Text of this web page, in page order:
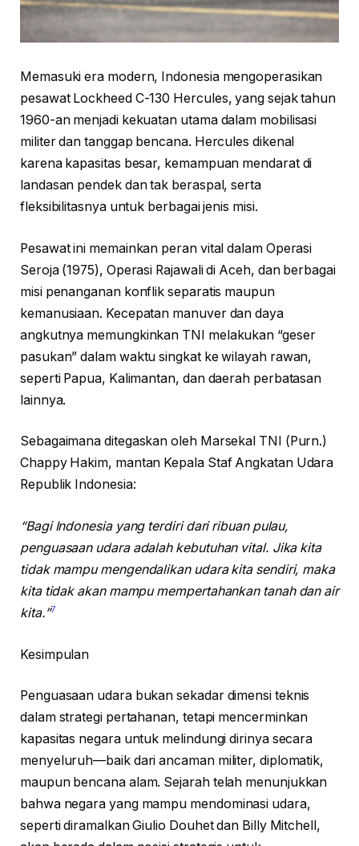
Memasuki era modern, Indonesia mengoperasikan
pesawat Lockheed C-130 Hercules, yang sejak tahun
1960-an menjadi kekuatan utama dalam mobilisasi
militer dan tanggap bencana. Hercules dikenal
karena kapasitas besar, kemampuan mendarat di
landasan pendek dan tak beraspal, serta
fleksibilitasnya untuk berbagai jenis misi.
Pesawat ini memainkan peran vital dalam Operasi
Seroja (1975), Operasi Rajawali di Aceh, dan berbagai
misi penanganan konflik separatis maupun
kemanusiaan. Kecepatan manuver dan daya
angkutnya memungkinkan TNI melakukan “geser
pasukan” dalam waktu singkat ke wilayah rawan,
seperti Papua, Kalimantan, dan daerah perbatasan
lainnya.
Sebagaimana ditegaskan oleh Marsekal TNI (Purn.)
Chappy Hakim, mantan Kepala Staf Angkatan Udara
Republik Indonesia:
“Bagi Indonesia yang terdiri dari ribuan pulau,
penguasaan udara adalah kebutuhan vital. Jika kita
tidak mampu mengendalikan udara kita sendiri, maka
kita tidak akan mampu mempertahankan tanah dan air
kita.”7
Kesimpulan
Penguasaan udara bukan sekadar dimensi teknis
dalam strategi pertahanan, tetapi mencerminkan
kapasitas negara untuk melindungi dirinya secara
menyeluruh—baik dari ancaman militer, diplomatik,
maupun bencana alam. Sejarah telah menunjukkan
bahwa negara yang mampu mendominasi udara,
seperti diramalkan Giulio Douhet dan Billy Mitchell,